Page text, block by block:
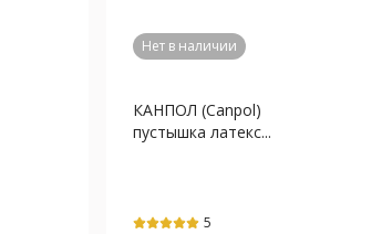
Нет в наличии
КАНПОЛ (Canpol)
пустышка латекс...
5